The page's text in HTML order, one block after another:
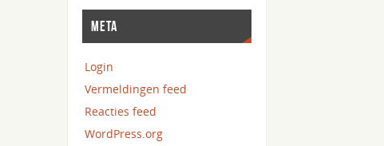
META
Login
Vermeldingen feed
Reacties feed
WordPress.org